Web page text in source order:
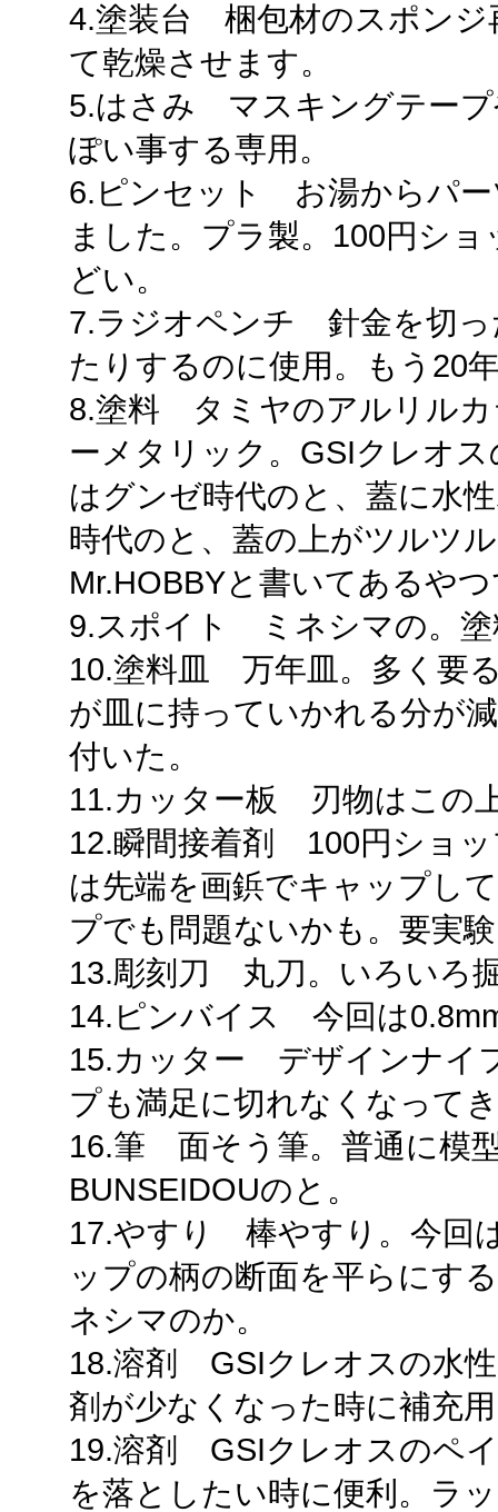
4.塗装台 梱包材のスポンジ
て乾燥させます。
5.はさみ マスキングテープ
ぽい事する専用。
6.ピンセット お湯からパー
ました。プラ製。100円シ
どい。
7.ラジオペンチ 針金を切っ
たりするのに使用。もう20
8.塗料 タミヤのアルリルカ
ーメタリック。GSIクレオ
はグンゼ時代のと、蓋に水
時代のと、蓋の上がツルツ
Mr.HOBBYと書いてあるや
9.スポイト ミネシマの。塗
10.塗料皿 万年皿。多く要
が皿に持っていかれる分が
付いた。
11.カッター板 刃物はこの
12.瞬間接着剤 100円ショ
は先端を画鋲でキャップし
プでも問題ないかも。要実
13.彫刻刀 丸刀。いろいろ
14.ピンバイス 今回は
15.カッター デザインナイ
プも満足に切れなくなって
16.筆 面そう筆。普通に模
BUNSEIDOUのと。
17.やすり 棒やすり。今回
ップの柄の断面を平らにす
ネシマのか。
18.溶剤 GSIクレオスの水
剤が少なくなった時に補充
19.溶剤 GSIクレオスのペ
を落としたい時に便利。ラ